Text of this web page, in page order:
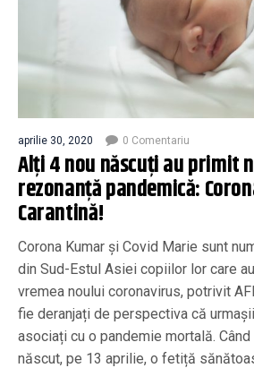
aprilie 30, 2020 0 Comentariu
Alți 4 nou născuți au primit
rezonanță pandemică:
Carantină!
Corona Kumar și Covid Marie sunt
din Sud-Estul Asiei copiilor lor care
vremea noului coronavirus, potrivit
fie deranjați de perspectiva că
asociați cu o pandemie mortală.
născut, pe 13 aprilie, o fetiță